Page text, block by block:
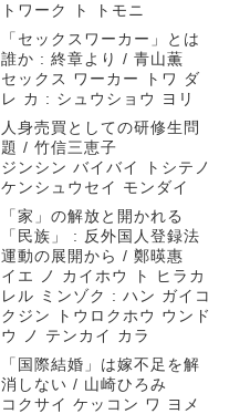
トワーク ト トモニ
「セックスワーカー」とは
誰か : 終章より / 青山薫
セックス ワーカー トワ ダ
レ カ : シュウショウ ヨリ
人身売買としての研修生問
題 / 竹信三恵子
ジンシン バイバイ トシテノ
ケンシュウセイ モンダイ
「家」の解放と開かれる
「民族」 : 反外国人登録法
運動の展開から / 鄭暎惠
イエ ノ カイホウ ト ヒラカ
レル ミンゾク : ハン ガイコ
クジン トウロクホウ ウンド
ウ ノ テンカイ カラ
「国際結婚」は嫁不足を解
消しない / 山崎ひろみ
コクサイ ケッコン ワ ヨメ